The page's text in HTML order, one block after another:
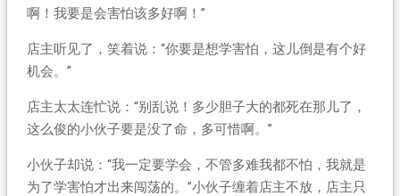
啊！我要是会害怕该多好啊！”
店主听见了，笑着说：“你要是想学害怕，这儿倒是有个好
机会。”
店主太太连忙说：“别乱说！多少胆子大的都死在那儿了，
这么俊的小伙子要是没了命，多可惜啊。”
小伙子却说：“我一定要学会，不管多难我都不怕，我就是
为了学害怕才出来闯荡的。”小伙子缠着店主不放，店主只